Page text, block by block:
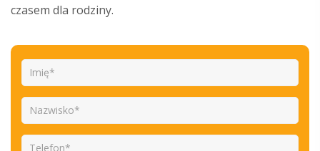
czasem dla rodziny.